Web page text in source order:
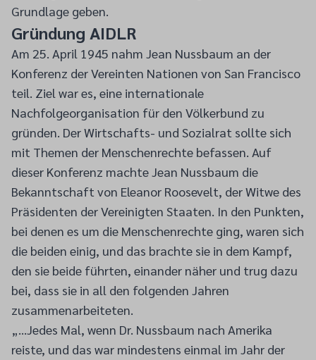
Grundlage geben.
Gründung AIDLR
Am 25. April 1945 nahm Jean Nussbaum an der
Konferenz der Vereinten Nationen von San Francisco
teil. Ziel war es, eine internationale
Nachfolgeorganisation für den Völkerbund zu
gründen. Der Wirtschafts- und Sozialrat sollte sich
mit Themen der Menschenrechte befassen. Auf
dieser Konferenz machte Jean Nussbaum die
Bekanntschaft von Eleanor Roosevelt, der Witwe des
Präsidenten der Vereinigten Staaten. In den Punkten,
bei denen es um die Menschenrechte ging, waren sich
die beiden einig, und das brachte sie in dem Kampf,
den sie beide führten, einander näher und trug dazu
bei, dass sie in all den folgenden Jahren
zusammenarbeiteten.
„…Jedes Mal, wenn Dr. Nussbaum nach Amerika
reiste, und das war mindestens einmal im Jahr der